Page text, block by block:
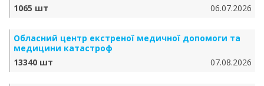
1065 шт
06.07.2026
Обласний центр екстреної медичної допомоги та
медицини катастроф
13340 шт
07.08.2026